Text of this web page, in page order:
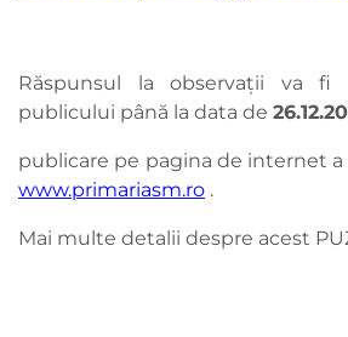
Răspunsul la observaţii va fi
publicului până la data de 26.12.
publicare pe pagina de internet a
www.primariasm.ro .
Mai multe detalii despre acest